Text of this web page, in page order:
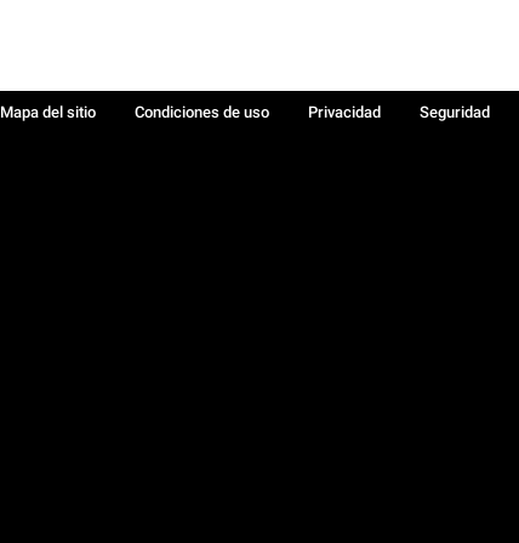
Mapa del sitio Condiciones de uso Privacidad Seguridad